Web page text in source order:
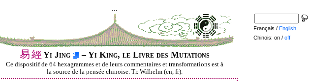
...
易經 Yi Jing – Yi King, le Livre des Mutations
Ce dispositif de 64 hexagrammes et de leurs commentaires et transformations est à
la source de la pensée chinoise. Tr. Wilhelm (en, fr).
Français / English
Chinois: on / off